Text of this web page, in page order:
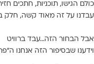
הגישו, תוכניות, חתכים
על זהמאוד קשה, חלק
הבחור הזה…עבד ברוויט
שבסיפור הזה אנחנו ה